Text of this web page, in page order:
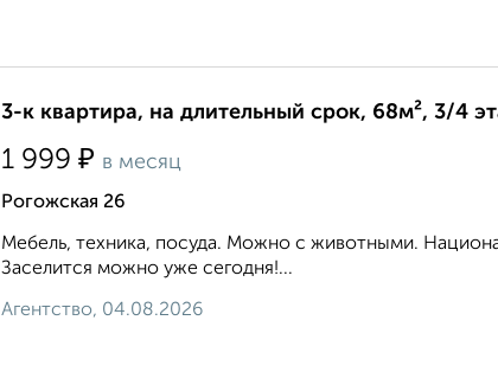
3-к квартира, на длительный срок, 68м², 3/4
1 999 ₽ в месяц
Рогожская 26
Мебель, техника, посуда. Можно с животными.
Заселится можно уже сегодня!...
Агентство, 04.08.2026